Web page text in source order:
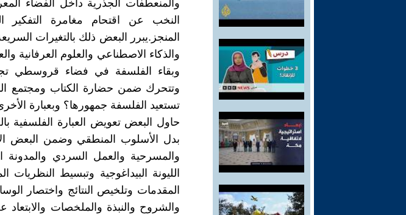
والمنعطفات الجذرية داخل الفضاء
النخب عن اقتحام مغامرة التفكير
المنجز.يبرر البعض ذلك بالتغيرات
والذكاء الاصطناعي والعلوم العرفانية
وبقاء الفلسفة في فضاء قروسطي
وتتحرك ضمن حضارة الكتاب ومجتمع
تستعيد الفلسفة جمهورها؟ وبعبارة
حاول البعض تعويض العبارة الفلسفية
بدل الأسلوب المنطقي وضمن البعض
والمسرحية والعمل السردي والمدونة
الليونة البيداغوجية وتبسيط
المقدمات وتلخيص النتائج واختصار
والشروح والنبذة والملخصات